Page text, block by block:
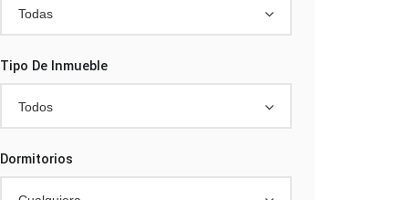
Todas
Tipo De Inmueble
Todos
Dormitorios